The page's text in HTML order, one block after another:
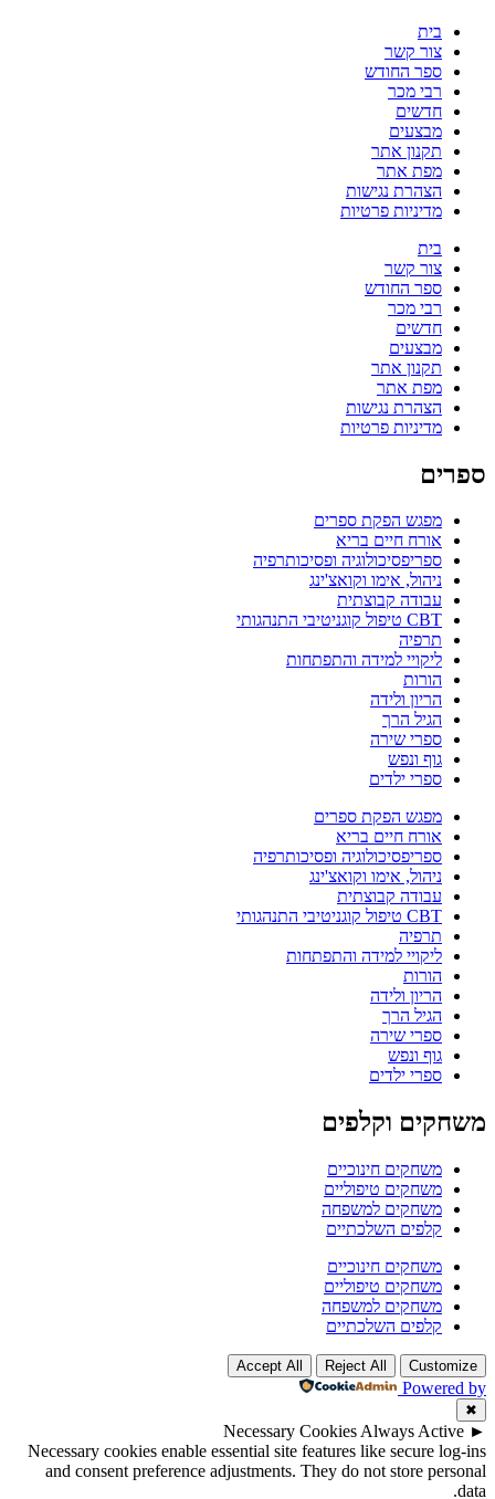
בית
צור קשר
ספר החודש
רבי מכר
חדשים
מבצעים
תקנון אתר
מפת אתר
הצהרת נגישות
מדיניות פרטיות
בית
צור קשר
ספר החודש
רבי מכר
חדשים
מבצעים
תקנון אתר
מפת אתר
הצהרת נגישות
מדיניות פרטיות
ספרים
מפגש הפקת ספרים
אורח חיים בריא
ספריפסיכולוגיה ופסיכותרפיה
ניהול, אימו וקואצ'ינג
עבודה קבוצתית
CBT טיפול קוגניטיבי התנהגותי
תרפיה
ליקויי למידה והתפתחות
הורות
הריון ולידה
הגיל הרך
ספרי שירה
גוף ונפש
ספרי ילדים
מפגש הפקת ספרים
אורח חיים בריא
ספריפסיכולוגיה ופסיכותרפיה
ניהול, אימו וקואצ'ינג
עבודה קבוצתית
CBT טיפול קוגניטיבי התנהגותי
תרפיה
ליקויי למידה והתפתחות
הורות
הריון ולידה
הגיל הרך
ספרי שירה
גוף ונפש
ספרי ילדים
משחקים וקלפים
משחקים חינוכיים
משחקים טיפוליים
משחקים למשפחה
קלפים השלכתיים
משחקים חינוכיים
משחקים טיפוליים
משחקים למשפחה
קלפים השלכתיים
Customize
Reject All
Accept All
Powered by
✖
►
Necessary Cookies Always Active
Necessary cookies enable essential site features like secure log-ins
and consent preference adjustments. They do not store personal
data.